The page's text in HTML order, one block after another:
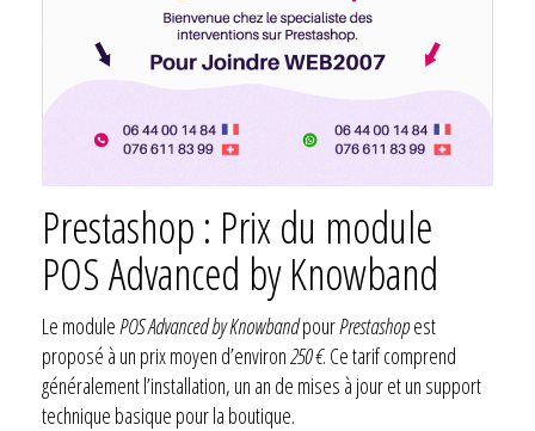
Prestashop : Prix du module
POS Advanced by Knowband
Le modulePOS Advanced by KnowbandpourPrestashopest
proposé à un prix moyen d’environ250 €. Ce tarif comprend
généralement l’installation, un an de mises à jour et un support
technique basique pour la boutique.